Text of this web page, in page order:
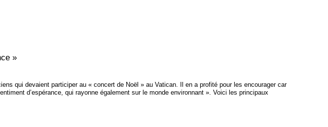
»
qui devaient participer au « concert de Noël » au Vatican. Il en a profité pour les encourager car
d’espérance, qui rayonne également sur le monde environnant ». Voici les principaux